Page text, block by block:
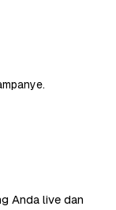
Anda live dan